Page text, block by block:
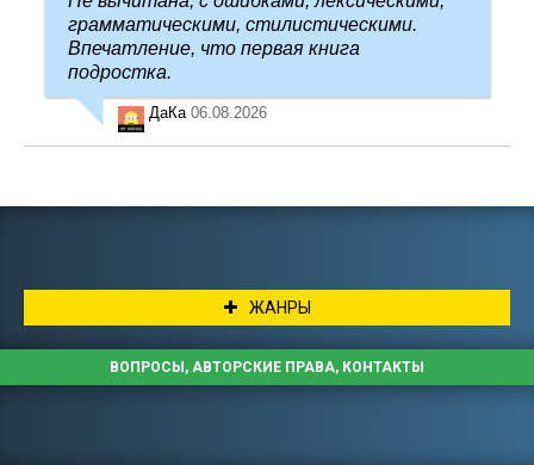
грамматическими, стилистическими.
Впечатление, что первая книга
подростка.
ДаКа 06.08.2026
ЖАНРЫ
ВОПРОСЫ, АВТОРСКИЕ ПРАВА, КОНТАКТЫ